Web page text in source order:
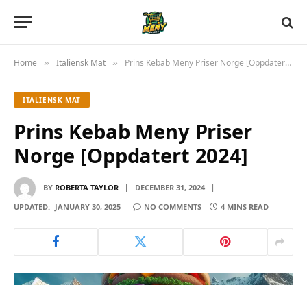
Home » Italiensk Mat » Prins Kebab Meny Priser Norge [Oppdatert 2024]
ITALIENSK MAT
Prins Kebab Meny Priser
Norge [Oppdatert 2024]
BY ROBERTA TAYLOR
DECEMBER 31, 2024
UPDATED: JANUARY 30, 2025 NO COMMENTS 4 MINS READ